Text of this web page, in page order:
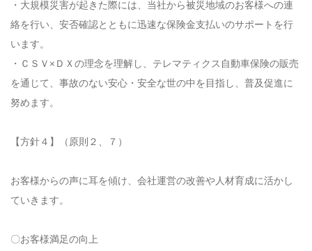
・大規模災害が起きた際には、当社から被災地域のお客様への連
絡を行い、安否確認とともに迅速な保険金支払いのサポートを行
います。
・ＣＳＶ×ＤＸの理念を理解し、テレマティクス自動車保険の販売
を通じて、事故のない安心・安全な世の中を目指し、普及促進に
努めます。
【方針４】（原則２、７）
お客様からの声に耳を傾け、会社運営の改善や人材育成に活かし
ていきます。
〇お客様満足の向上